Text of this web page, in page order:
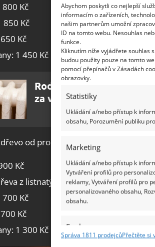
Abychom poskytli co nejlepší
informacím o zařízeních,
našim partnerům umožní
ID na tomto webu. Nesouhlas
funkce.
Kliknutím níže vyjádřete souhlas
budou použity pouze na tomto
pomocí přepínačů v Zásadách
obrazovky.
Statistiky
Ukládání a/nebo přístup k
obsahu, Porozumění publiku
Marketing
Ukládání a/nebo přístup k
Vytváření profilů pro
reklamy, Vytváření profilů pro
personalizovaného obsahu,
obsahu.
Funkce
Správa 1811 prodejcůPřečtěte si
800 Kč
850 Kč
Kč
1 450 Kč
Rodinné peněžence
za vytápění. Zajistí je i
od prodejce Horland vás vyjde za 1
Kč
z listnatých stromů: 1 800 Kč
700 Kč
Kč
1 300 Kč